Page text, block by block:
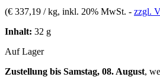
(€ 337,19 / kg, inkl. 20% MwSt. - zzgl.
Inhalt: 32 g
Auf Lager
Zustellung bis Samstag, 08. August,